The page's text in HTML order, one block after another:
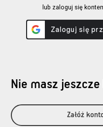
lub zaloguj się
Nie masz
Załóż